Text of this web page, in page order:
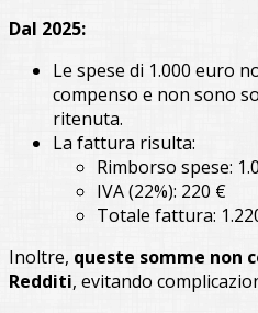
Dal 2025:
Le spese di 1.000 euro
compenso e non sono
ritenuta.
La fattura risulta:
Rimborso spese:
IVA (22%): 220 €
Totale fattura:
Inoltre, queste somme non
Redditi, evitando